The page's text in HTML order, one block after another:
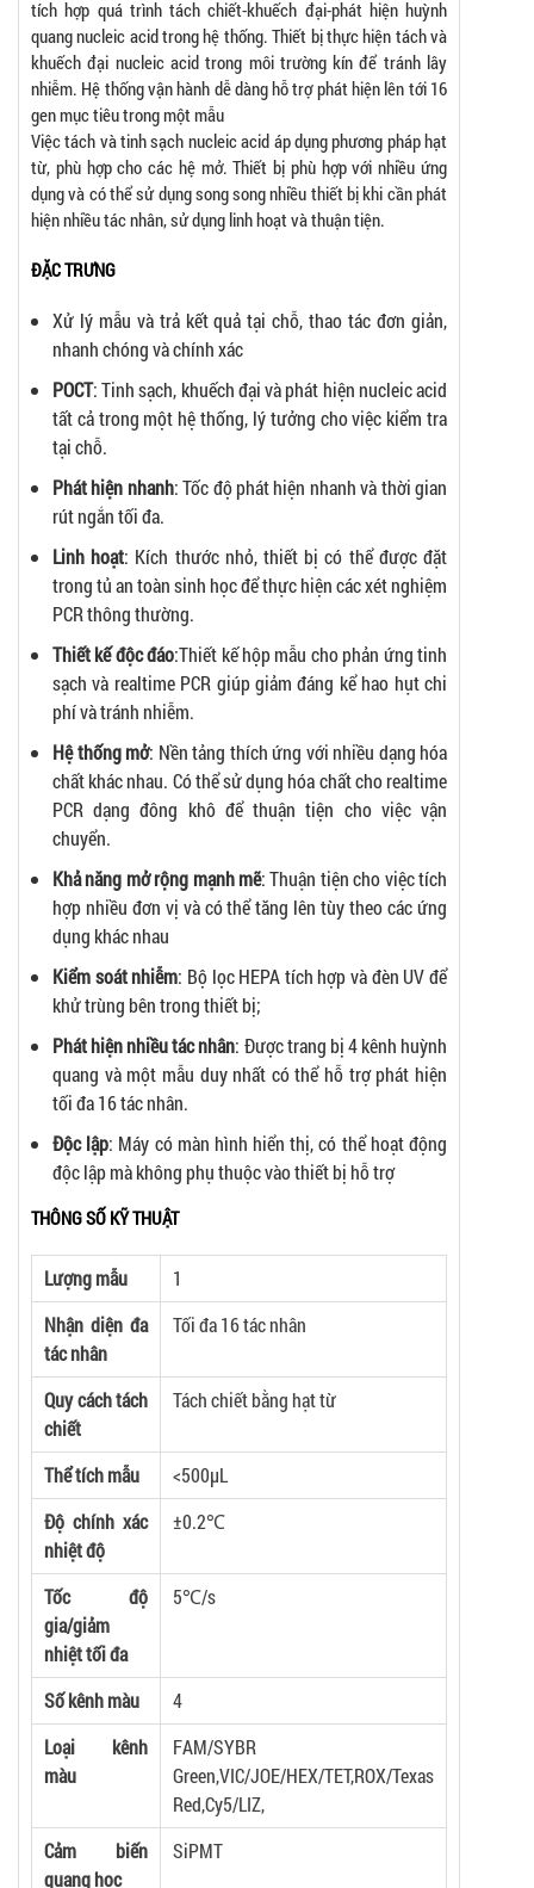
tích hợp quá trình tách chiết-khuếch đại-phát hiện huỳnh
quang nucleic acid trong hệ thống. Thiết bị thực hiện tách và
khuếch đại nucleic acid trong môi trường kín để tránh lây
nhiễm. Hệ thống vận hành dễ dàng hỗ trợ phát hiện lên tới 16
gen mục tiêu trong một mẫu
Việc tách và tinh sạch nucleic acid áp dụng phương pháp hạt
từ, phù hợp cho các hệ mở. Thiết bị phù hợp với nhiều ứng
dụng và có thể sử dụng song song nhiều thiết bị khi cần phát
hiện nhiều tác nhân, sử dụng linh hoạt và thuận tiện.
ĐẶC TRƯNG
Xử lý mẫu và trả kết quả tại chỗ, thao tác đơn giản,
nhanh chóng và chính xác
POCT: Tinh sạch, khuếch đại và phát hiện nucleic acid
tất cả trong một hệ thống, lý tưởng cho việc kiểm tra
tại chỗ.
Phát hiện nhanh: Tốc độ phát hiện nhanh và thời gian
rút ngắn tối đa.
Linh hoạt: Kích thước nhỏ, thiết bị có thể được đặt
trong tủ an toàn sinh học để thực hiện các xét nghiệm
PCR thông thường.
Thiết kế độc đáo:Thiết kế hộp mẫu cho phản ứng tinh
sạch và realtime PCR giúp giảm đáng kể hao hụt chi
phí và tránh nhiễm.
Hệ thống mở: Nền tảng thích ứng với nhiều dạng hóa
chất khác nhau. Có thể sử dụng hóa chất cho realtime
PCR dạng đông khô để thuận tiện cho việc vận
chuyển.
Khả năng mở rộng mạnh mẽ: Thuận tiện cho việc tích
hợp nhiều đơn vị và có thể tăng lên tùy theo các ứng
dụng khác nhau
Kiểm soát nhiễm: Bộ lọc HEPA tích hợp và đèn UV để
khử trùng bên trong thiết bị;
Phát hiện nhiều tác nhân: Được trang bị 4 kênh huỳnh
quang và một mẫu duy nhất có thể hỗ trợ phát hiện
tối đa 16 tác nhân.
Độc lập: Máy có màn hình hiển thị, có thể hoạt động
độc lập mà không phụ thuộc vào thiết bị hỗ trợ
THÔNG SỐ KỸ THUẬT
Lượng mẫu
1
Nhận diện đa
tác nhân
Tối đa 16 tác nhân
Quy cách tách
chiết
Tách chiết bằng hạt từ
Thể tích mẫu
<500µL
Độ chính xác
nhiệt độ
±0.2℃
Tốc độ
gia/giảm
nhiệt tối đa
5℃/s
Số kênh màu
4
Loại kênh
màu
FAM/SYBR
Green,VIC/JOE/HEX/TET,ROX/Texas
Red,Cy5/LIZ,
Cảm biến
quang học
SiPMT